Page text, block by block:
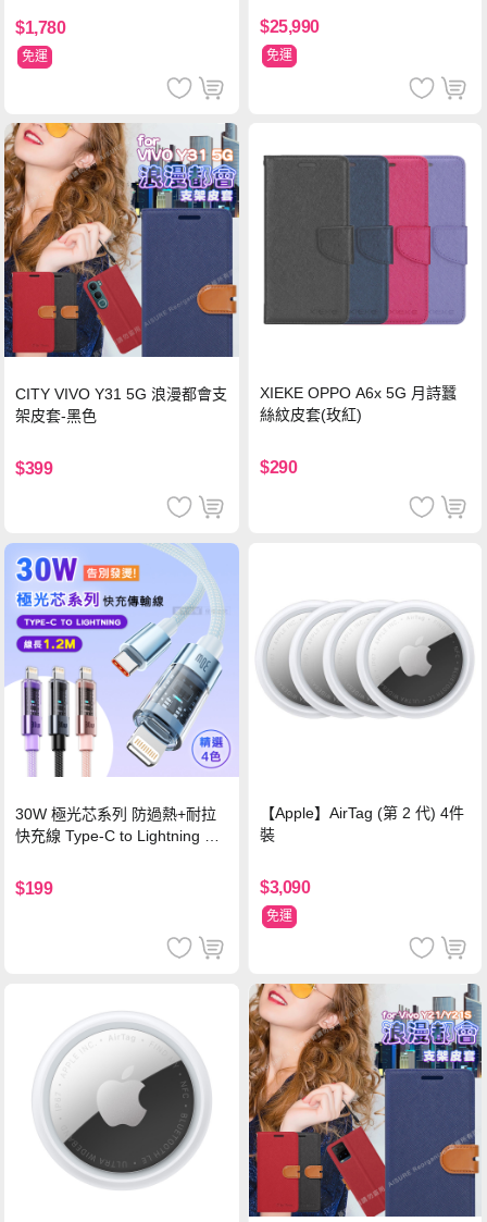
$1,780
免運
$25,990
免運
CITY VIVO Y31 5G 浪漫都會支
架皮套-黑色
$399
XIEKE OPPO A6x 5G 月詩蠶
絲紋皮套(玫紅)
$290
30W 極光芯系列 防過熱+耐拉
快充線 Type-C to Lightning 傳
$199
【Apple】AirTag (第 2 代) 4件
裝
$3,090
免運